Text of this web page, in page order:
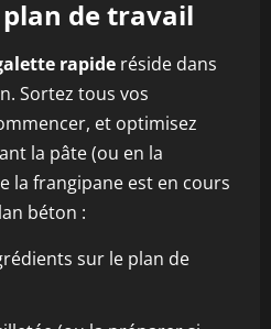
de travail
rapide réside dans
Sortez tous vos
et optimisez
la pâte (ou en la
la frangipane est en cours
béton :
sur le plan de